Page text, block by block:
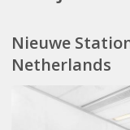
Nieuwe
Netherlands